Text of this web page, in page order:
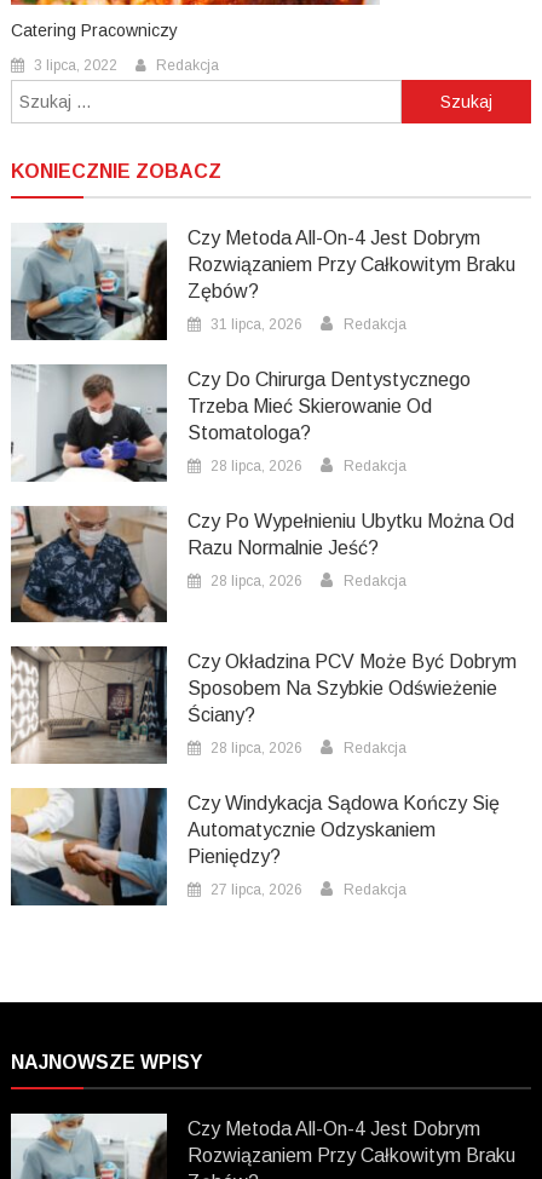
Catering Pracowniczy
3 lipca, 2022 Redakcja
Szukaj:
KONIECZNIE ZOBACZ
Czy Metoda All-On-4 Jest Dobrym
Rozwiązaniem Przy Całkowitym Braku
Zębów?
31 lipca, 2026 Redakcja
Czy Do Chirurga Dentystycznego
Trzeba Mieć Skierowanie Od
Stomatologa?
28 lipca, 2026 Redakcja
Czy Po Wypełnieniu Ubytku Można Od
Razu Normalnie Jeść?
28 lipca, 2026 Redakcja
Czy Okładzina PCV Może Być Dobrym
Sposobem Na Szybkie Odświeżenie
Ściany?
28 lipca, 2026 Redakcja
Czy Windykacja Sądowa Kończy Się
Automatycznie Odzyskaniem
Pieniędzy?
27 lipca, 2026 Redakcja
NAJNOWSZE WPISY
Czy Metoda All-On-4 Jest Dobrym
Rozwiązaniem Przy Całkowitym Braku